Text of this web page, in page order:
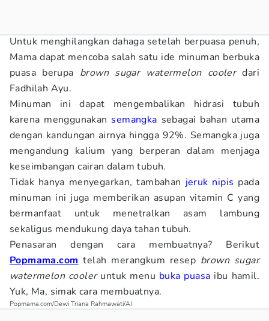
Untuk menghilangkan dahaga setelah berpuasa penuh,
Mama dapat mencoba salah satu ide minuman berbuka
puasa berupa brown sugar watermelon coolerdari
Fadhilah Ayu.
Minuman ini dapat mengembalikan hidrasi tubuh
karena menggunakan semangka sebagai bahan utama
dengan kandungan airnya hingga 92%. Semangka juga
mengandung kalium yang berperan dalam menjaga
keseimbangan cairan dalam tubuh.
Tidak hanya menyegarkan, tambahan jeruk nipis pada
minuman ini juga memberikan asupan vitamin C yang
bermanfaat untuk menetralkan asam lambung
sekaligus mendukung daya tahan tubuh.
Penasaran dengan cara membuatnya? Berikut
Popmama.com telah merangkum resep brown sugar
watermelon cooleruntuk menu buka puasa ibu hamil.
Yuk, Ma, simak cara membuatnya.
Popmama.com/Dewi Triana Rahmawati/AI